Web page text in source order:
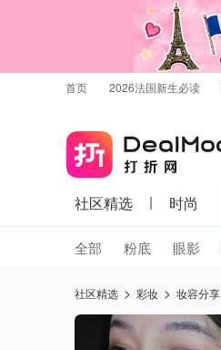
首页 2026法国新生必读
社区精选 时尚
全部 粉底 眼影
社区精选 彩妆 妆容分享